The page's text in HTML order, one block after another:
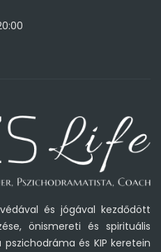
és jógával kezdődött
önismereti és spirituális
és KIP keretein